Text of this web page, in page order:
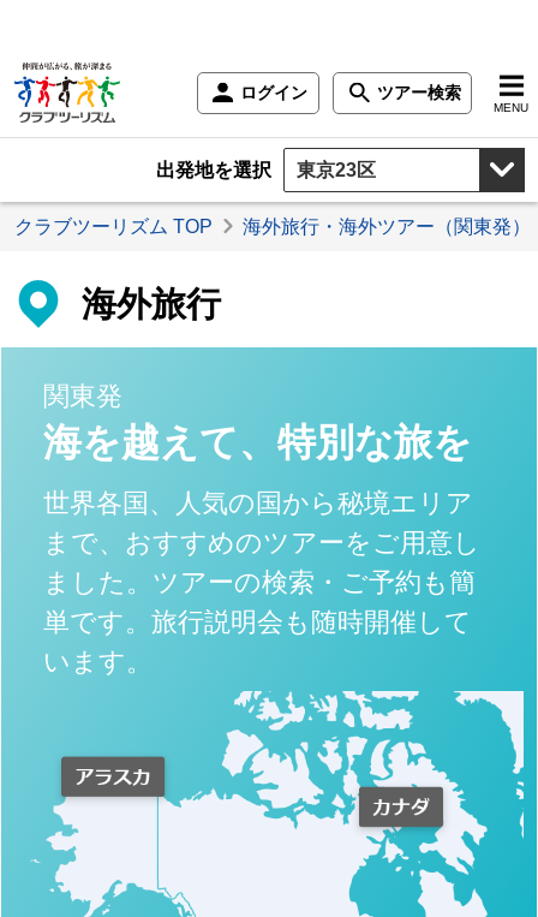
ログイン ツアー検索
MENU
出発地を選択
クラブツーリズム TOP 海外旅行・海外ツアー（関東発）
海外旅行
関東発
海を越えて、特別な旅を
世界各国、人気の国から秘境エリア
まで、おすすめのツアーをご用意し
ました。ツアーの検索・ご予約も簡
単です。旅行説明会も随時開催して
います。